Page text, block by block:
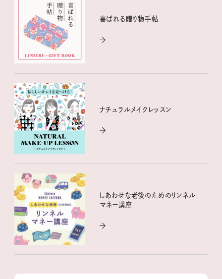
喜ばれる贈り物手帖
ナチュラルメイクレッスン
しあわせな老後のためのリンネル
マネー講座